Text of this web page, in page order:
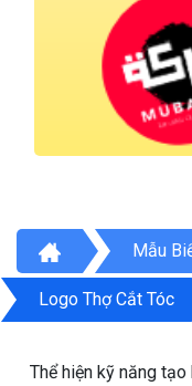
Mẫu
Logo Thợ Cắt Tóc
Thể hiện kỹ năng